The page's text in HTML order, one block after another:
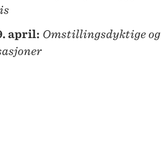
april: Omstillingsdyktige og